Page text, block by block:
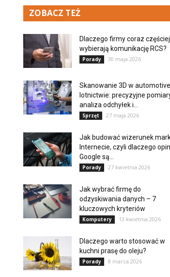
ZOBACZ TEŻ
Dlaczego firmy coraz częściej
wybierają komunikację RCS?
Porady 30 maja 2026
Skanowanie 3D w
lotnictwie: precyzyjne
analiza odchyłek i...
Sprzęt 27 maja 2026
Jak budować wizerunek
Internecie, czyli dlaczego
Google są...
Porady 27 kwietnia 2026
Jak wybrać firmę do
odzyskiwania danych – 7
kluczowych kryteriów
Komputery 13 kwietnia 2026
Dlaczego warto stosować w
kuchni prasę do oleju?
Porady 8 marca 2026